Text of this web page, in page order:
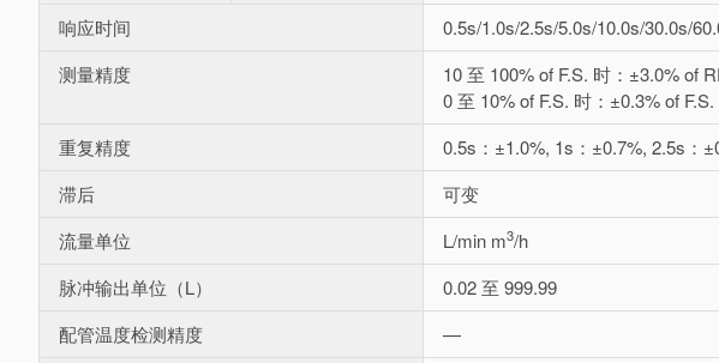
响应时间
0.5s/1.0s/2.5s/5.0s/10.0s/30.0s/
测量精度
10 至 100% of F.S. 时：±3.0% of
0 至 10% of F.S. 时：±0.3% of F.S.
重复精度 0.5s：±1.0%, 1s：±0.7%, 2.5s：
滞后
可变
流量单位
L/min m3/h
脉冲输出单位（L）
0.02 至 999.99
配管温度检测精度
—